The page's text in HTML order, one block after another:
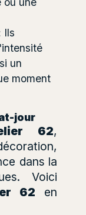
Ils
un
moment
jour
62,
dans la
Voici
62 en